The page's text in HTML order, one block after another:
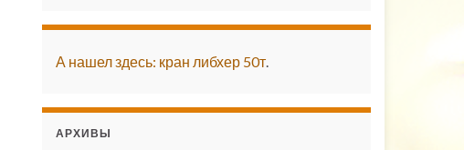
А нашел здесь: кран либхер 50т.
АРХИВЫ